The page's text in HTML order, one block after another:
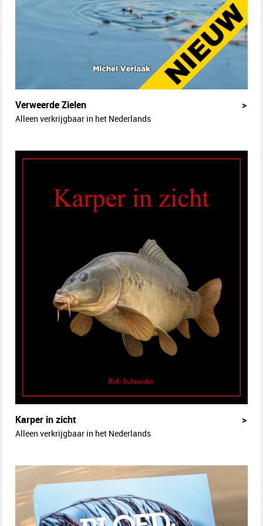
Verweerde Zielen >
Alleen verkrijgbaar in het Nederlands
Karper in zicht >
Alleen verkrijgbaar in het Nederlands